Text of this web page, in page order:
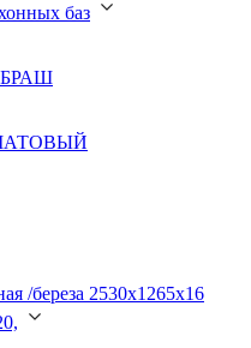
баз
/береза 2530х1265х16